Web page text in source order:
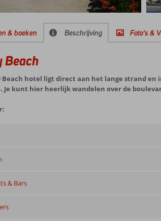
& boeken Beschrijving Foto's &
Beach
Beach hotel ligt direct aan het lange strand
Je kunt hier heerlijk wandelen over de
& Bars